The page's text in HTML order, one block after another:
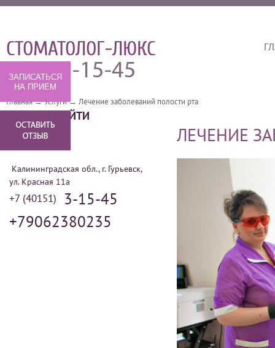
СТОМАТОЛОГ-ЛЮКС
3-15-45
Главная→Услуги→ Лечение заболеваний полости рта
ЛЕЧЕНИЕ
КАК НАС НАЙТИ
Калининградская обл., г. Гурьевск,
ул. Красная 11а
+7 (40151)
3-15-45
+79062380235
ЗАПИСАТЬСЯ
НА ПРИЕМ